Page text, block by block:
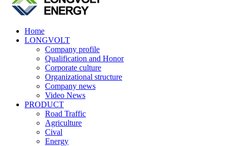
Home
LONGVOLT
Company profile
Qualification and Honor
Corporate culture
Organizational structure
Company news
Video News
PRODUCT
Road Traffic
Agriculture
Cival
Energy